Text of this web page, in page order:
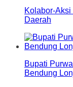
Kolabor-
Daerah
Bupati
Bendung